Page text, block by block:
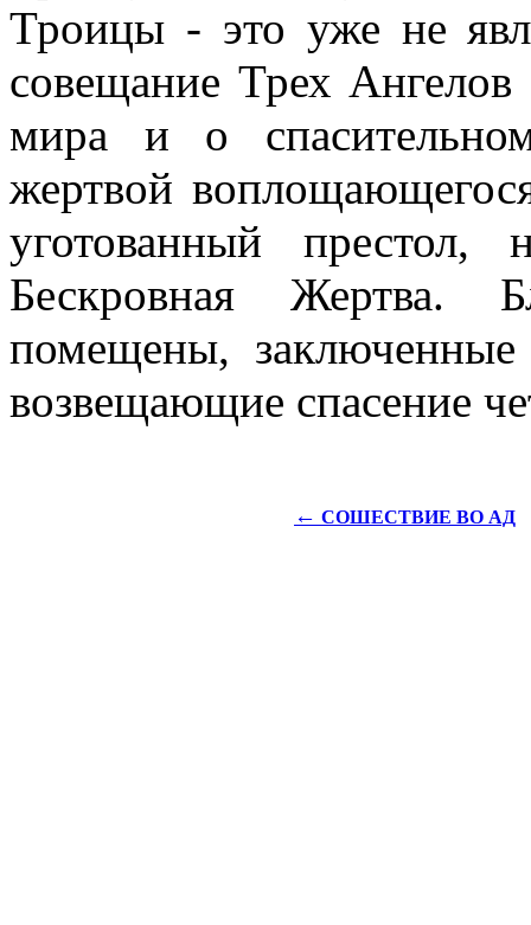
Троицы - это уже не
совещание Трех
мира и о
жертвой
уготованный престол,
Бескровная Жертва.
помещены, заключенные
возвещающие спасение
← СОШЕСТВИЕ ВО АД